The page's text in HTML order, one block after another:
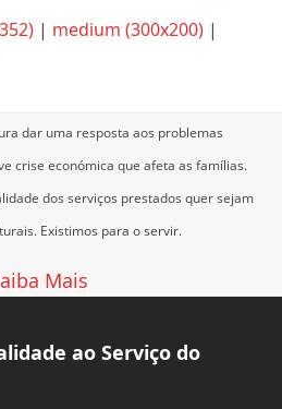
| medium (300x200) |
dar uma resposta aos problemas
crise económica que afeta as famílias.
dos serviços prestados quer sejam
Existimos para o servir.
Mais
ao Serviço do